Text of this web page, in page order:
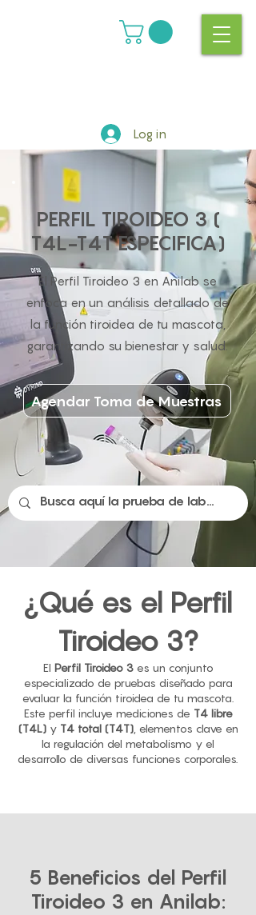
Log in
PERFIL TIROIDEO 3 (
T4L-T4T ESPECIFICA)
El Perfil Tiroideo 3 en Anilab se
enfoca en un análisis detallado de
la función tiroidea de tu mascota,
garantizando su bienestar y salud.
Agendar Toma de Muestras
¿Qué es el Perfil
Tiroideo 3?
El Perfil Tiroideo 3es un conjunto
especializado de pruebas diseñado para
evaluar la función tiroidea de tu mascota.
Este perfil incluye mediciones de T4 libre
(T4L)y T4 total (T4T), elementos clave en
la regulación del metabolismo y el
desarrollo de diversas funciones corporales.
5 Beneficios del Perfil
Tiroideo 3 en Anilab: